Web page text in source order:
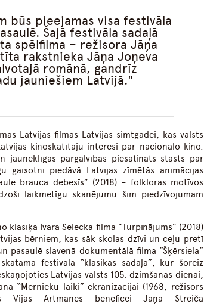
būs pieejamas visa festivāla
Šajā festivāla sadaļā
spēlfilma – režisora Jāņa
rakstnieka Jāņa Joņeva
romānā, gandrīz
jauniešiem Latvijā.
Latvijas filmas Latvijas simtgadei, kas valsts
kinoskatītāju interesi par nacionālo kino.
jauneklīgas pārgalvības piesātināts stāsts par
gaisotni piedāvā Latvijas zīmētās animācijas
brauca debesīs” (2018) – folkloras motīvos
laikmetīgu skanējumu šim piedzīvojumam
Ivara Selecka filma ”Turpinājums” (2018)
bērniem, kas sāk skolas dzīvi un ceļu pretī
pasaulē slavenā dokumentālā filma ”Šķērsiela”
festivāla “klasikas sadaļā”, kur šoreiz
Latvijas valsts 105. dzimšanas dienai,
“Mērnieku laiki” ekranizācijai (1968, režisors
Artmanes beneficei Jāņa Streiča